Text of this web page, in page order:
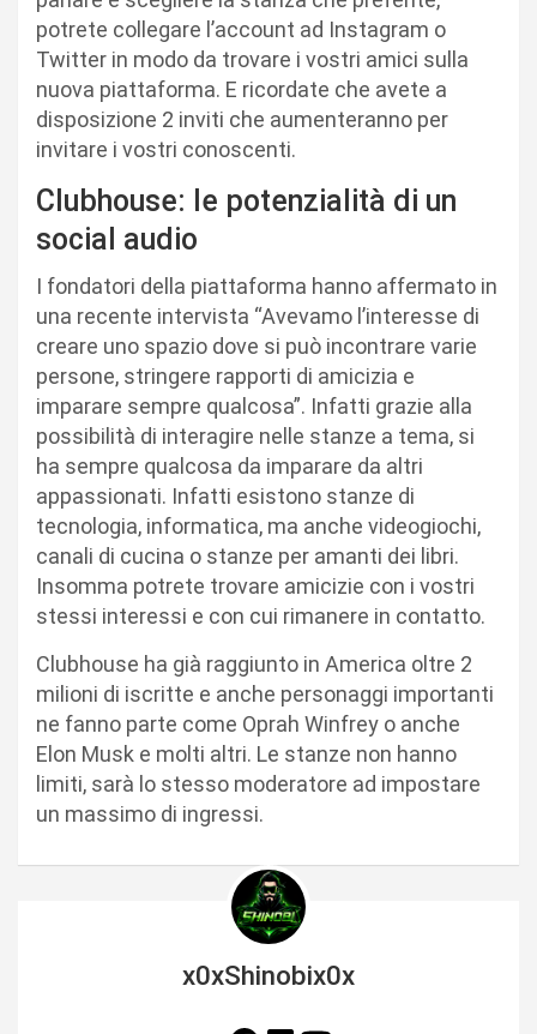
potrete collegare l’account ad Instagram o
Twitter in modo da trovare i vostri amici sulla
nuova piattaforma. E ricordate che avete a
disposizione 2 inviti che aumenteranno per
invitare i vostri conoscenti.
Clubhouse: le potenzialità di un
social audio
I fondatori della piattaforma hanno affermato in
una recente intervista “Avevamo l’interesse di
creare uno spazio dove si può incontrare varie
persone, stringere rapporti di amicizia e
imparare sempre qualcosa”. Infatti grazie alla
possibilità di interagire nelle stanze a tema, si
ha sempre qualcosa da imparare da altri
appassionati. Infatti esistono stanze di
tecnologia, informatica, ma anche videogiochi,
canali di cucina o stanze per amanti dei libri.
Insomma potrete trovare amicizie con i vostri
stessi interessi e con cui rimanere in contatto.
Clubhouse ha già raggiunto in America oltre 2
milioni di iscritte e anche personaggi importanti
ne fanno parte come Oprah Winfrey o anche
Elon Musk e molti altri. Le stanze non hanno
limiti, sarà lo stesso moderatore ad impostare
un massimo di ingressi.
x0xShinobix0x